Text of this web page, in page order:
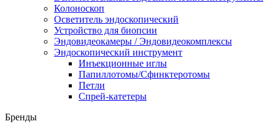
Колоноскоп
Осветитель эндоскопический
Устройство для биопсии
Эндовидеокамеры / Эндовидеокомплексы
Эндоскопический инструмент
Инъекционные иглы
Папиллотомы/Сфинктеротомы
Петли
Спрей-катетеры
Бренды